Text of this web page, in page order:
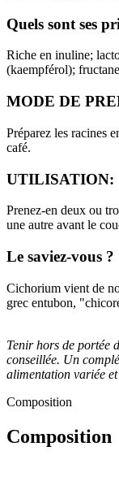
Quels sont ses
Riche en inuline;
(kaempférol);
MODE DE
Préparez les racines
café.
UTILISATION:
Prenez-en deux ou
une autre avant le
Le saviez-vous ?
Cichorium vient de
grec entubon,
Tenir hors de portée
conseillée. Un
alimentation variée
Composition
Composition